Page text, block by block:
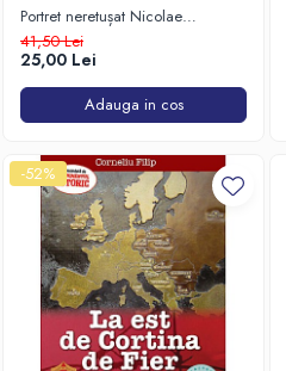
Portret neretușat Nicolae
Ceaușescu
41,50 Lei
25,00 Lei
Adauga in cos
-52%